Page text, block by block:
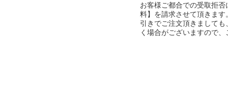
お客様ご都合での受取拒
料】を請求させて頂きま
引きでご注文頂きまして
く場合がございますので